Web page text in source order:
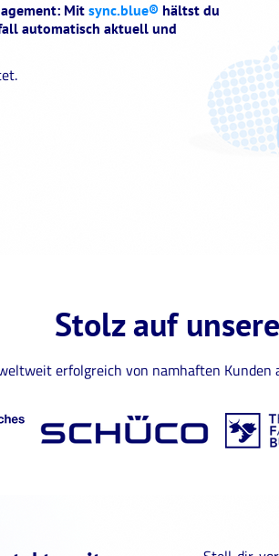
Mit sync.blue® hältst du
automatisch aktuell und
Stolz auf
erfolgreich von namhaften Kunden